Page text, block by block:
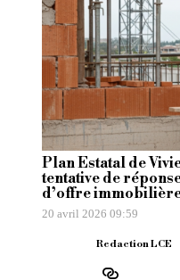
Plan Estatal de
tentative de
d’offre
20 avril 2026 09:59
Redaction LCE